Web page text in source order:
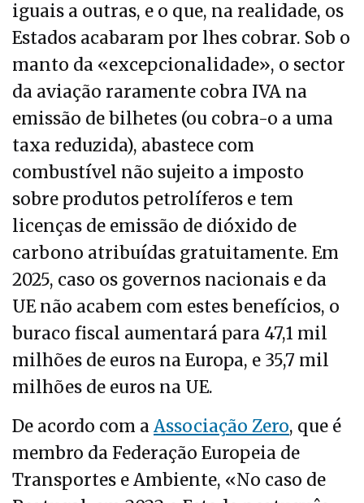
iguais a outras, e o que, na realidade, os
Estados acabaram por lhes cobrar. Sob o
manto da «excepcionalidade», o sector
da aviação raramente cobra IVA na
emissão de bilhetes (ou cobra-o a uma
taxa reduzida), abastece com
combustível não sujeito a imposto
sobre produtos petrolíferos e tem
licenças de emissão de dióxido de
carbono atribuídas gratuitamente. Em
2025, caso os governos nacionais e da
UE não acabem com estes benefícios, o
buraco fiscal aumentará para 47,1 mil
milhões de euros na Europa, e 35,7 mil
milhões de euros na UE.
De acordo com aAssociação Zero, que é
membro da Federação Europeia de
Transportes e Ambiente, «No caso de